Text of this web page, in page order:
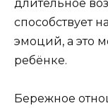
длительное
способствует
эмоций, а это
ребёнке.
Бережное